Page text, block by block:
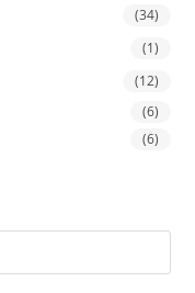
(34)
(1)
(12)
(6)
(6)